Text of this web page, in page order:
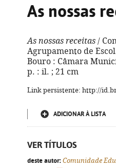
As nossas
As nossas receitas /
Agrupamento de
Bouro : Câmara
p. : il. ; 21 cm
Link persistente: http://
ADICIONAR À LISTA
VER TÍTULOS
deste autor: Comunidade